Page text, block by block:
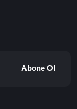
Abone Ol